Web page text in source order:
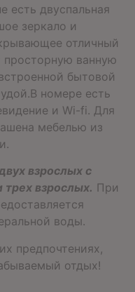
есть двуспальная
зеркало и
отличный
ванную
бытовой
номере есть
и Wi-fi. Для
мебелью из
взрослых с
взрослых. При
воды.
предпочтениях,
отдых!